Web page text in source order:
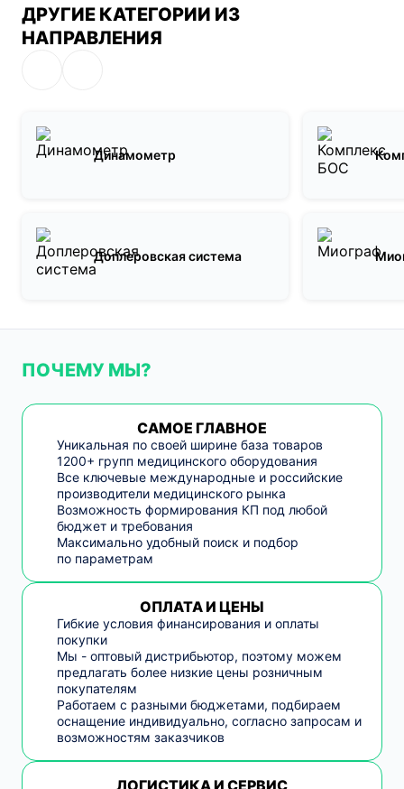
ДРУГИЕ КАТЕГОРИИ ИЗ
НАПРАВЛЕНИЯ
Динамометр
Доплеровская система
ПОЧЕМУ МЫ?
САМОЕ ГЛАВНОЕ
Уникальная по своей ширине база товаров
1200+ групп медицинского оборудования
Все ключевые международные и российские
производители медицинского рынка
Возможность формирования КП под любой
бюджет и требования
Максимально удобный поиск и подбор
по параметрам
ОПЛАТА И ЦЕНЫ
Гибкие условия финансирования и оплаты
покупки
Мы - оптовый дистрибьютор, поэтому можем
предлагать более низкие цены розничным
покупателям
Работаем с разными бюджетами, подбираем
оснащение индивидуально, согласно запросам и
возможностям заказчиков
ЛОГИСТИКА И СЕРВИС